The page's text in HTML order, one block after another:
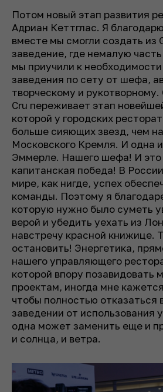
Потом новый этап развития
Адриан Кеттглас. Я
вместе мы смогли создать из
заведение, где немалую
мы приучили к
заведения по сету от шефа,
творческому и рукотворному.
Cru переживает этап
которой у городских
больше сияющих звезд, чем
Московского Кремля. И одна
Эммерле. Нашего шефа! И это
капитанская победа! В
мире, как нигде, успех
команды. Поэтому я
которую нужно было суметь
верой и убедить уехать из
навстречу красной книжице.
остановить! Энергетика,
нашего управляющего
которой впору позавидовать
проектам, иногда мне
чтобы полностью отказаться
заведении от использования
одна может заменить еще и
и солнца, и ветра.